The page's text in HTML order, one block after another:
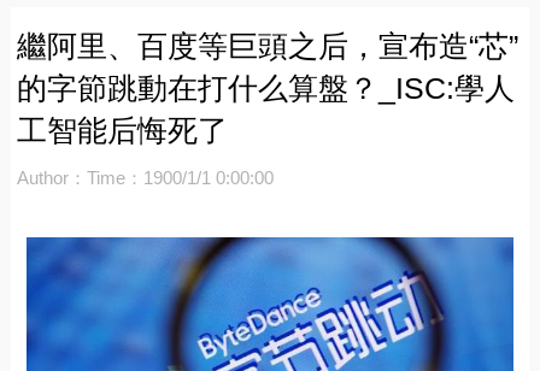
繼阿里、百度等巨頭之后，宣布造“芯”
的字節跳動在打什么算盤？_ISC:學人
工智能后悔死了
Author： Time：1900/1/1 0:00:00